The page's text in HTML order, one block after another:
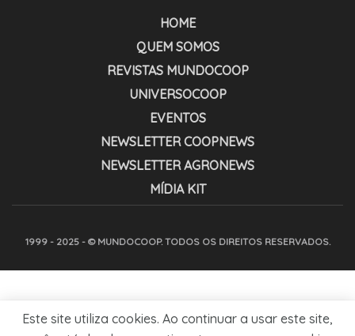
HOME
QUEM SOMOS
REVISTAS MUNDOCOOP
UNIVERSOCOOP
EVENTOS
NEWSLETTER COOPNEWS
NEWSLETTER AGRONEWS
MÍDIA KIT
1999 - 2025 - © MUNDOCOOP. TODOS OS DIREITOS RESERVADOS.
Este site utiliza cookies. Ao continuar a usar este site,